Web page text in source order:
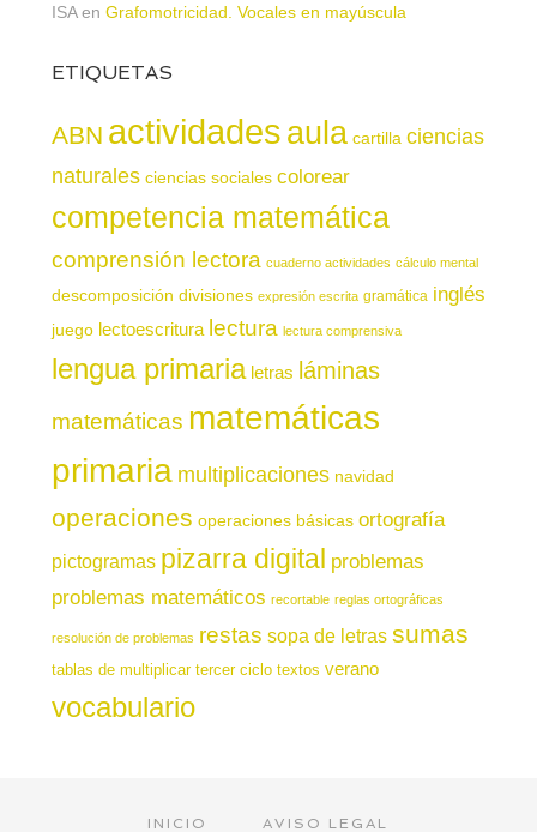
ISAen Grafomotricidad. Vocales en mayúscula
ETIQUETAS
ABN actividadesaula cartilla ciencias
naturales ciencias sociales colorear
competencia matemática
comprensión lectora cuaderno actividades cálculo mental
descomposición divisiones expresión escrita gramática inglés
juego lectoescritura lectura lectura comprensiva
lengua primaria letras láminas
matemáticas matemáticas
primaria multiplicaciones navidad
operaciones operaciones básicas ortografía
pictogramas pizarra digital problemas
problemas matemáticos recortable reglas ortográficas
resolución de problemas restas sopa de letras sumas
tablas de multiplicar tercer ciclo textos verano
vocabulario
INICIO AVISO LEGAL